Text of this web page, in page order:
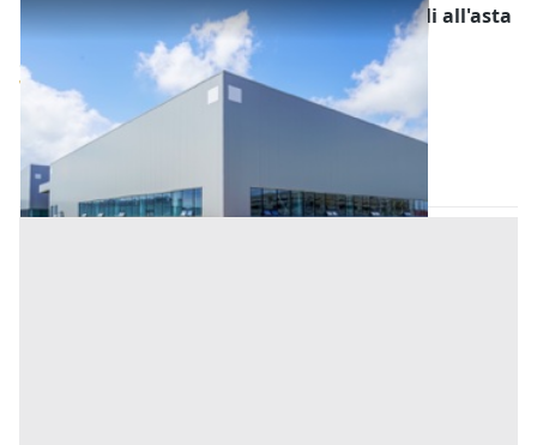
Fabbricati Costruiti per Esigenze Industriali all'asta
a Padova
Casale di Scodosia
Offerta minima
73.500 € 98.000 €
Codice asta:
Asta chiusa